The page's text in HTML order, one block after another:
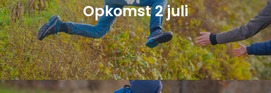
Opkomst 2 juli